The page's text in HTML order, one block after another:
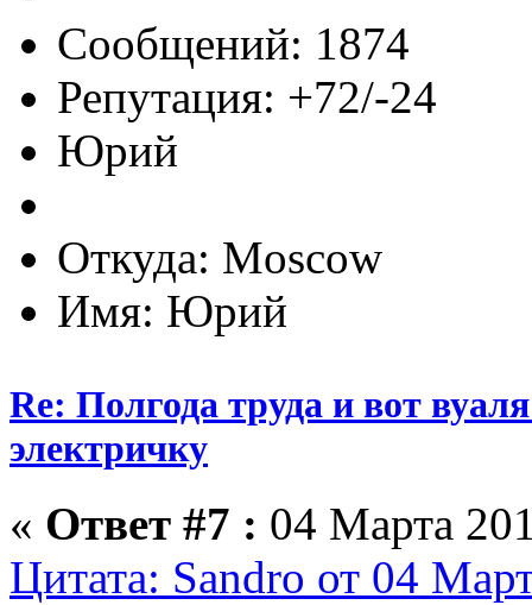
Сообщений: 1874
Репутация: +72/-24
Юрий
Откуда: Moscow
Имя: Юрий
Re: Полгода труда и вот
электричку
« Ответ #7 : 04 Марта
Цитата: Sandro от 04